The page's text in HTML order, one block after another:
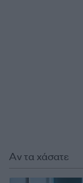
Αν τα χάσατε